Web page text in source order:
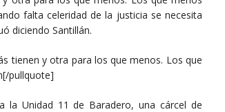
falta celeridad de la justicia se necesita
diciendo Santillán.
tienen y otra para los que menos. Los que
pullquote]
la Unidad 11 de Baradero, una cárcel de